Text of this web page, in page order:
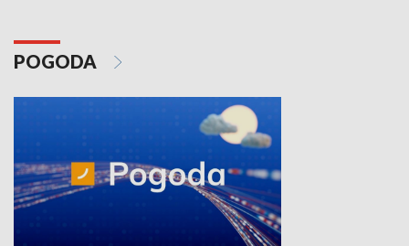
POGODA